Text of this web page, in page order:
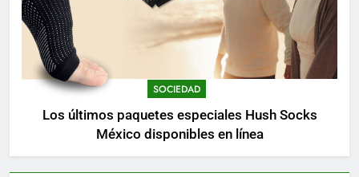
SOCIEDAD
Los últimos paquetes especiales Hush Socks
México disponibles en línea